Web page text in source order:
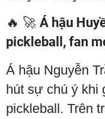
🔥 🚀 Á hậu
pickleball, fan
Á hậu Nguyễn
hút sự chú ý khi
pickleball. Trên